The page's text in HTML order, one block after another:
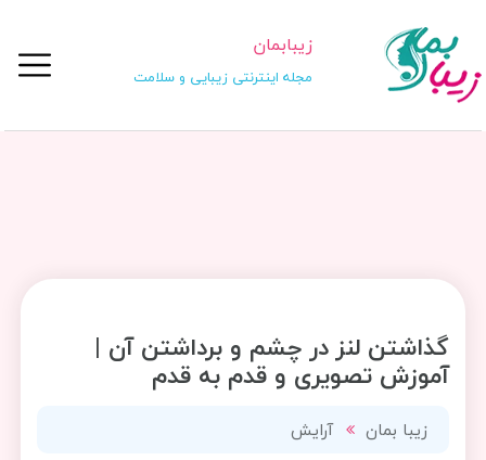
زیبابمان
مجله اینترنتی زیبایی و سلامت
گذاشتن لنز در چشم و برداشتن آن |
آموزش تصویری و قدم به قدم
زیبا بمان آرایش